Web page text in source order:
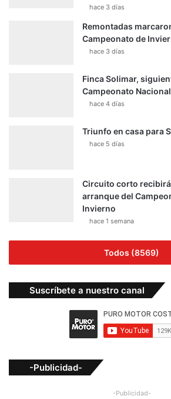
hace 3 días
Remontadas
Campeonato de
hace 3 días
Finca Solimar,
Campeonato
hace 4 días
Triunfo en casa para
hace 5 días
Circuito corto
arranque del
Invierno
hace 1 semana
Todos (8569)
Suscríbete a nuestro canal
-Publicidad-
-Publicidad-